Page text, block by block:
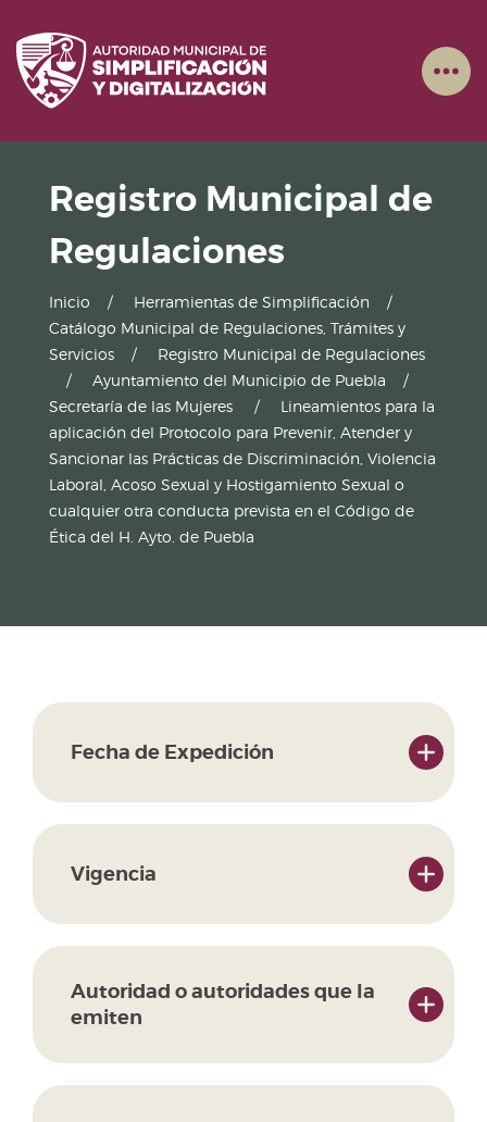
Registro Municipal de
Regulaciones
Inicio
Herramientas de Simplificación
Catálogo Municipal de Regulaciones, Trámites y
Servicios
Registro Municipal de Regulaciones
Ayuntamiento del Municipio de Puebla
Secretaría de las Mujeres
Lineamientos para la
aplicación del Protocolo para Prevenir, Atender y
Sancionar las Prácticas de Discriminación, Violencia
Laboral, Acoso Sexual y Hostigamiento Sexual o
cualquier otra conducta prevista en el Código de
Ética del H. Ayto. de Puebla
Fecha de Expedición
Vigencia
Autoridad o autoridades que la
emiten